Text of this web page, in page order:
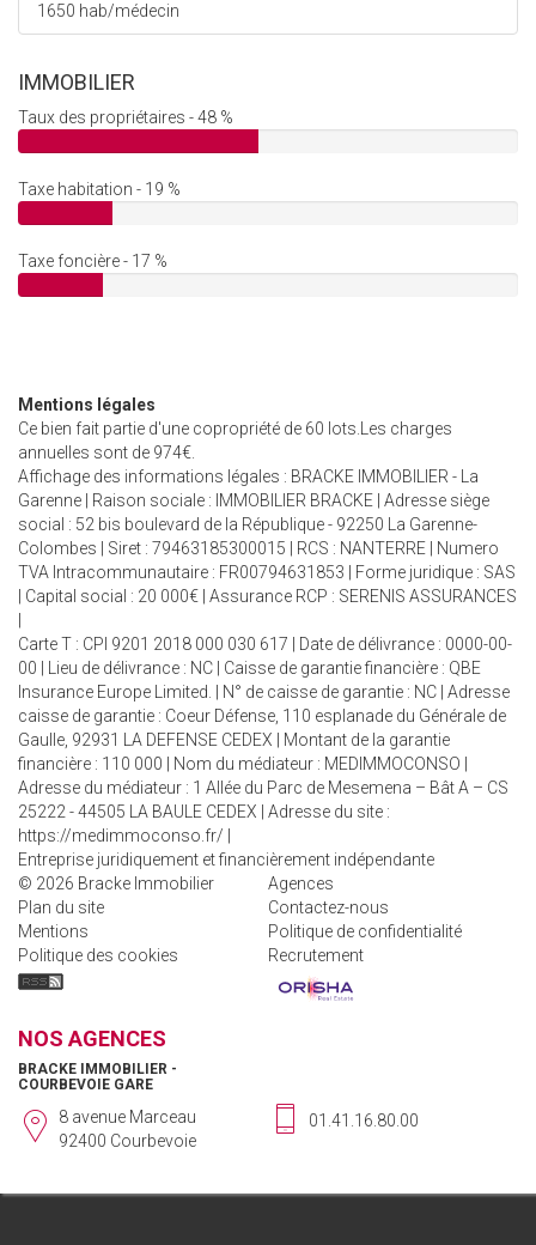
1650 hab/médecin
IMMOBILIER
Taux des propriétaires - 48 %
Taxe habitation - 19 %
Taxe foncière - 17 %
Mentions légales
Ce bien fait partie d'une copropriété de 60 lots.Les charges
annuelles sont de 974€.
Affichage des informations légales : BRACKE IMMOBILIER - La
Garenne | Raison sociale : IMMOBILIER BRACKE | Adresse siège
social : 52 bis boulevard de la République - 92250 La Garenne-
Colombes | Siret : 79463185300015 | RCS : NANTERRE | Numero
TVA Intracommunautaire : FR00794631853 | Forme juridique : SAS
| Capital social : 20 000€ | Assurance RCP : SERENIS ASSURANCES
Carte T : CPI 9201 2018 000 030 617 | Date de délivrance : 0000-00-
00 | Lieu de délivrance : NC | Caisse de garantie financière : QBE
Insurance Europe Limited. | N° de caisse de garantie : NC | Adresse
caisse de garantie : Coeur Défense, 110 esplanade du Générale de
Gaulle, 92931 LA DEFENSE CEDEX | Montant de la garantie
financière : 110 000 | Nom du médiateur : MEDIMMOCONSO |
Adresse du médiateur : 1 Allée du Parc de Mesemena – Bât A – CS
25222 - 44505 LA BAULE CEDEX | Adresse du site :
https://medimmoconso.fr/
Entreprise juridiquement et financièrement indépendante
© 2026 Bracke Immobilier
Agences
Plan du site
Contactez-nous
Mentions
Politique de confidentialité
Politique des cookies
Recrutement
NOS AGENCES
BRACKE IMMOBILIER -
COURBEVOIE GARE
8 avenue Marceau
92400 Courbevoie
01.41.16.80.00